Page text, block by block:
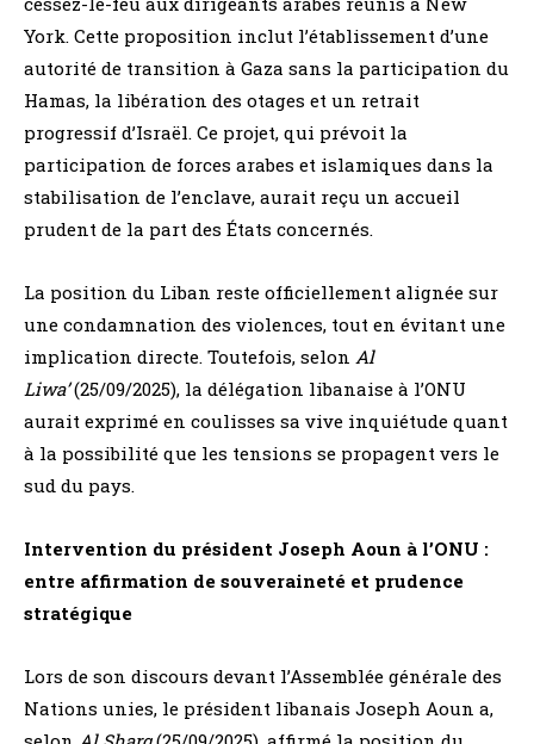
York. Cette proposition inclut l’établissement d’une
autorité de transition à Gaza sans la participation du
Hamas, la libération des otages et un retrait
progressif d’Israël. Ce projet, qui prévoit la
participation de forces arabes et islamiques dans la
stabilisation de l’enclave, aurait reçu un accueil
prudent de la part des États concernés.
La position du Liban reste officiellement alignée sur
une condamnation des violences, tout en évitant une
implication directe. Toutefois, selon Al
Liwa’(25/09/2025), la délégation libanaise à l’ONU
aurait exprimé en coulisses sa vive inquiétude quant
à la possibilité que les tensions se propagent vers le
sud du pays.
Intervention du président Joseph Aoun à l’ONU :
entre affirmation de souveraineté et prudence
stratégique
Lors de son discours devant l’Assemblée générale des
Nations unies, le président libanais Joseph Aoun a,